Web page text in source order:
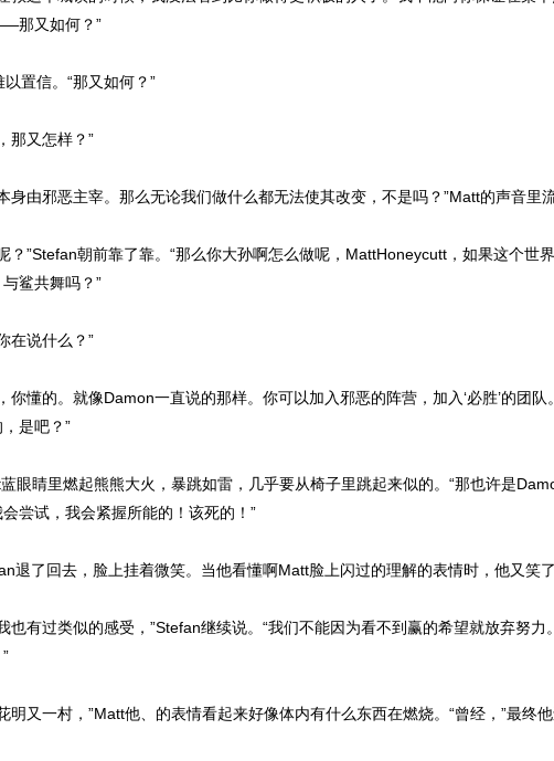
那又如何？”
置信。“那又如何？”
那又怎样？”
由邪恶主宰。那么无论我们做什么都无法使其改变，不是吗？”Matt的声音里
”Stefan朝前靠了靠。“那么你大孙啊怎么做呢，MattHoneycutt，如果这个世
鲨共舞吗？”
在说什么？”
懂的。就像Damon一直说的那样。你可以加入邪恶的阵营，加入‘必胜’的团
是吧？”
眼睛里燃起熊熊大火，暴跳如雷，几乎要从椅子里跳起来似的。“那也许是
尝试，我会紧握所能的！该死的！”
退了回去，脸上挂着微笑。当他看懂啊Matt脸上闪过的理解的表情时，他又笑了
有过类似的感受，”Stefan继续说。“我们不能因为看不到赢的希望就放弃努
又一村，”Matt他、的表情看起来好像体内有什么东西在燃烧。“曾经，”最终